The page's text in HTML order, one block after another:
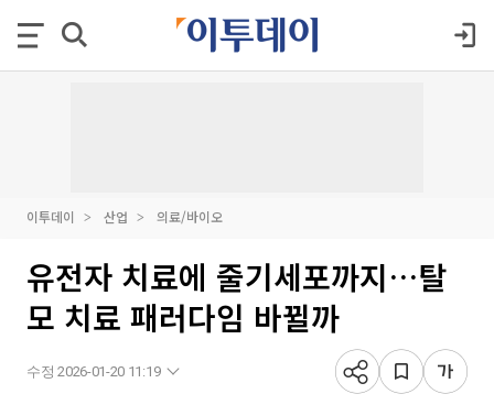
이투데이 산업 의료/바이오
유전자 치료에 줄기세포까지…탈
모 치료 패러다임 바뀔까
수정 2026-01-20 11:19